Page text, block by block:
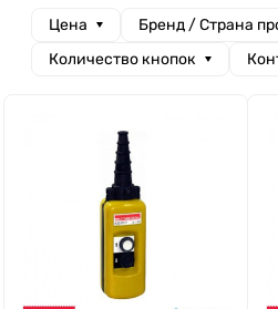
Цена
Бренд / Cтрана
Количество кнопок